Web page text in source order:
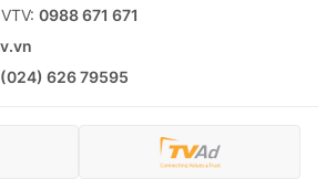
0988 671 671
(024) 626 79595